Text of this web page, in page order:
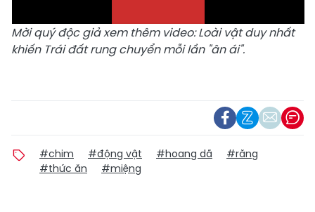
Mời quý độc giả xem thêm video:Loài vật duy nhất
khiến Trái đất rung chuyển mỗi lần "ân ái".
#chim #động vật #hoang dã
#răng
#thức ăn
#miệng